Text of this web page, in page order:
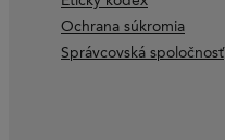
Ochrana súkromia
Správcovská spoločnosť